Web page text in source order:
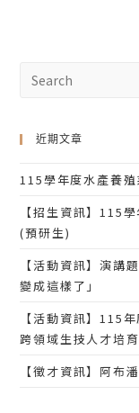
近期文章
115學年度水產養
【招生資訊】115
(預研生)
【活動資訊】演講
變成這樣了」
【活動資訊】115
跨領域生技人才培
【徵才資訊】阿布